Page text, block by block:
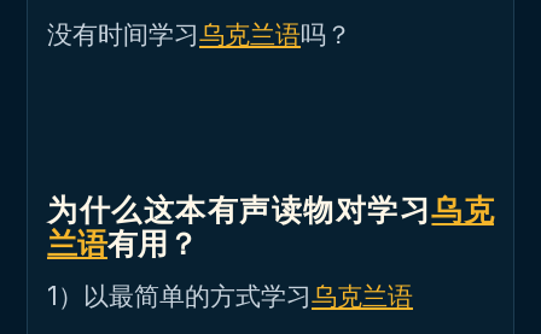
没有时间学习乌克兰语吗？
为什么这本有声读物对学习乌克
兰语有用？
1）以最简单的方式学习乌克兰语